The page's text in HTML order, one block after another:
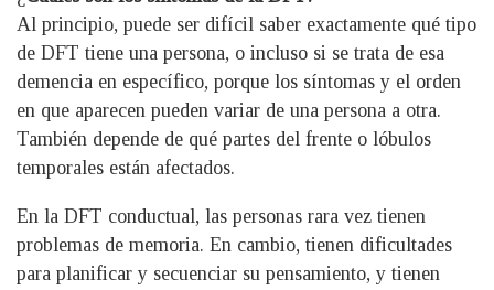
Al principio, puede ser difícil saber exactamente qué tipo
de DFT tiene una persona, o incluso si se trata de esa
demencia en específico, porque los síntomas y el orden
en que aparecen pueden variar de una persona a otra.
También depende de qué partes del frente o lóbulos
temporales están afectados.
En la DFT conductual, las personas rara vez tienen
problemas de memoria. En cambio, tienen dificultades
para planificar y secuenciar su pensamiento, y tienen